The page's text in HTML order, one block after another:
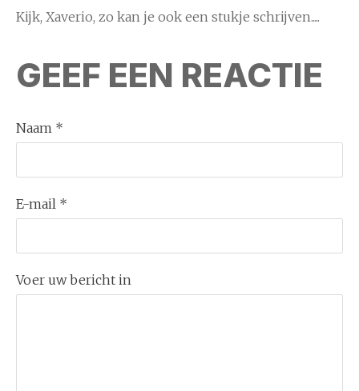
Kijk, Xaverio, zo kan je ook een stukje schrijven.....
GEEF EEN REACTIE
Naam *
E-mail *
Voer uw bericht in